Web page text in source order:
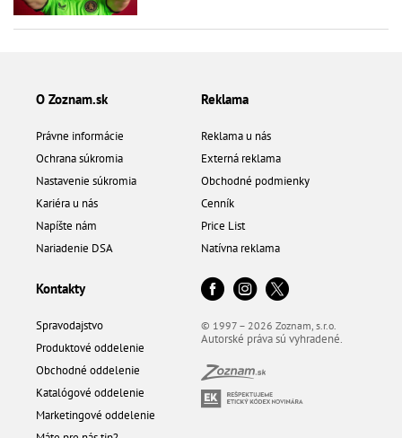
O Zoznam.sk
Právne informácie
Ochrana súkromia
Nastavenie súkromia
Kariéra u nás
Napíšte nám
Nariadenie DSA
Reklama
Reklama u nás
Externá reklama
Obchodné podmienky
Cenník
Price List
Natívna reklama
Kontakty
Spravodajstvo
Produktové oddelenie
Obchodné oddelenie
Katalógové oddelenie
Marketingové oddelenie
© 1997 – 2026 Zoznam, s.r.o.
Autorské práva sú vyhradené.